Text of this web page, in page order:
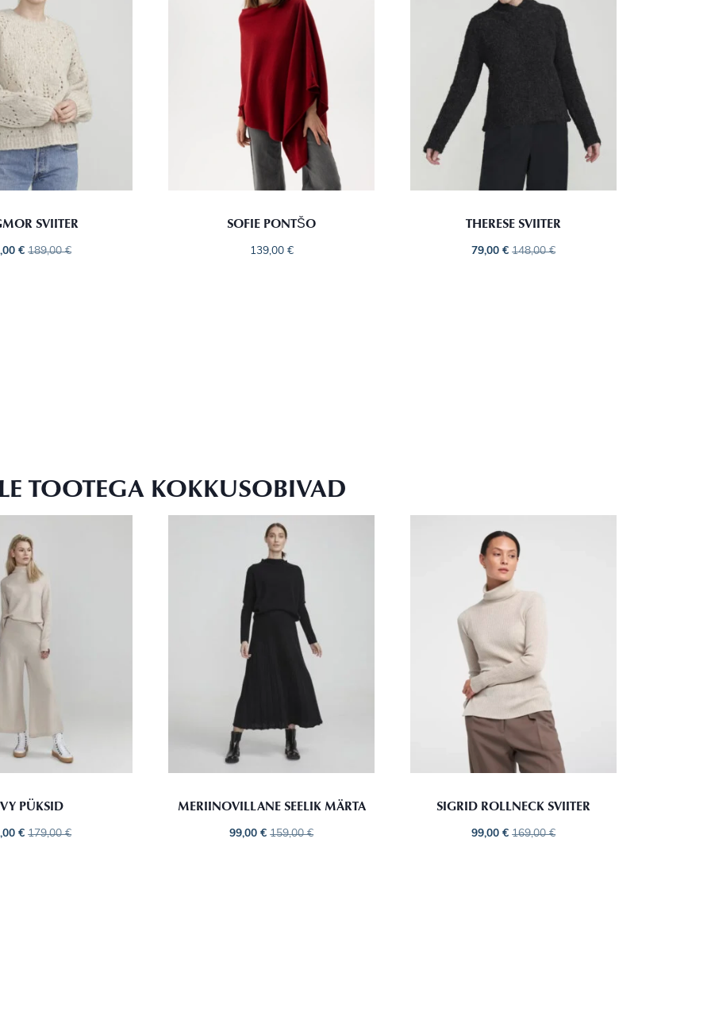
SVIITER
€ 189,00€
SOFIE PONTŠO
139,00 €
THERESE SVIITER
79,00€ 148,00€
TOOTEGA KOKKUSOBIVAD
PÜKSID
€ 179,00€
MERIINOVILLANE SEELIK MÄRTA
99,00€ 159,00€
SIGRID ROLLNECK SVIITER
99,00€ 169,00€